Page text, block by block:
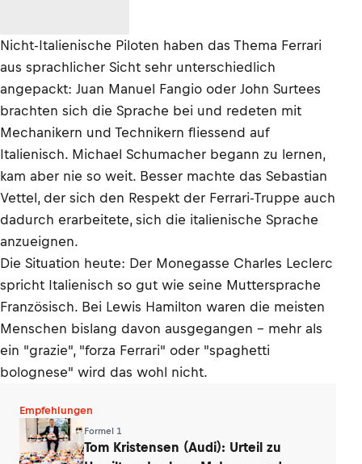
Nicht-Italienische Piloten haben das Thema Ferrari
aus sprachlicher Sicht sehr unterschiedlich
angepackt: Juan Manuel Fangio oder John Surtees
brachten sich die Sprache bei und redeten mit
Mechanikern und Technikern fliessend auf
Italienisch. Michael Schumacher begann zu lernen,
kam aber nie so weit. Besser machte das Sebastian
Vettel, der sich den Respekt der Ferrari-Truppe auch
dadurch erarbeitete, sich die italienische Sprache
anzueignen.
Die Situation heute: Der Monegasse Charles Leclerc
spricht Italienisch so gut wie seine Muttersprache
Französisch. Bei Lewis Hamilton waren die meisten
Menschen bislang davon ausgegangen – mehr als
ein "grazie", "forza Ferrari" oder "spaghetti
bolognese" wird das wohl nicht.
Empfehlungen
Formel 1
Tom Kristensen (Audi): Urteil zu